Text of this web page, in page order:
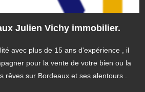
Julien Vichy immobilier.
avec plus de 15 ans d'expérience , il
pour la vente de votre bien ou la
rêves sur Bordeaux et ses alentours .